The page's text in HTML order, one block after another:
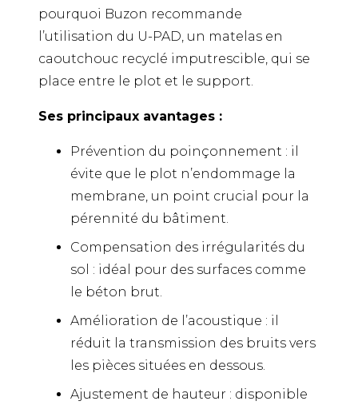
pourquoi Buzon recommande
l’utilisation du U-PAD, un matelas en
caoutchouc recyclé imputrescible, qui se
place entre le plot et le support.
Ses principaux avantages :
Prévention du poinçonnement : il
évite que le plot n’endommage la
membrane, un point crucial pour la
pérennité du bâtiment.
Compensation des irrégularités du
sol : idéal pour des surfaces comme
le béton brut.
Amélioration de l’acoustique : il
réduit la transmission des bruits vers
les pièces situées en dessous.
Ajustement de hauteur : disponible